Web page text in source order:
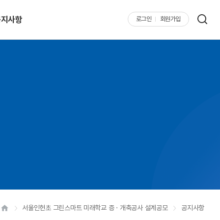
사항 로그인 회원가입
서울인헌초 그린스마트 미래학교 증ㆍ개축공사 설계공모 공지사항